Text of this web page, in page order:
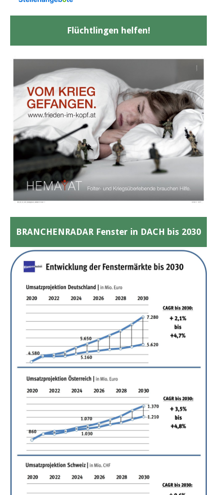
Flüchtlingen helfen!
BRANCHENRADAR Fenster in DACH bis 2030